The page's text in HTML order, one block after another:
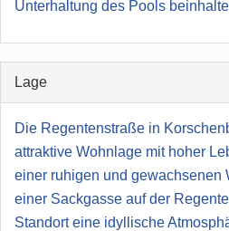
Unterhaltung des Pools
Lage
Die Regentenstraße in
attraktive Wohnlage mit hoher
einer ruhigen und gewachsenen
einer Sackgasse auf der
Standort eine idyllische